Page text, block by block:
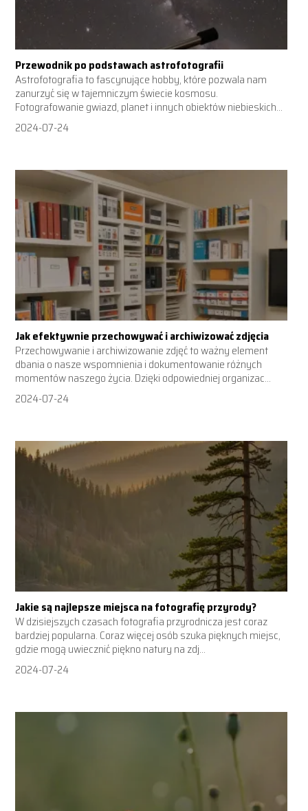
Przewodnik po podstawach astrofotografii
Astrofotografia to fascynujące hobby, które pozwala nam
zanurzyć się w tajemniczym świecie kosmosu.
Fotografowanie gwiazd, planet i innych obiektów niebieskich...
2024-07-24
Jak efektywnie przechowywać i archiwizować zdjęcia
Przechowywanie i archiwizowanie zdjęć to ważny element
dbania o nasze wspomnienia i dokumentowanie różnych
momentów naszego życia. Dzięki odpowiedniej organizac...
2024-07-24
Jakie są najlepsze miejsca na fotografię przyrody?
W dzisiejszych czasach fotografia przyrodnicza jest coraz
bardziej popularna. Coraz więcej osób szuka pięknych miejsc,
gdzie mogą uwiecznić piękno natury na zdj...
2024-07-24